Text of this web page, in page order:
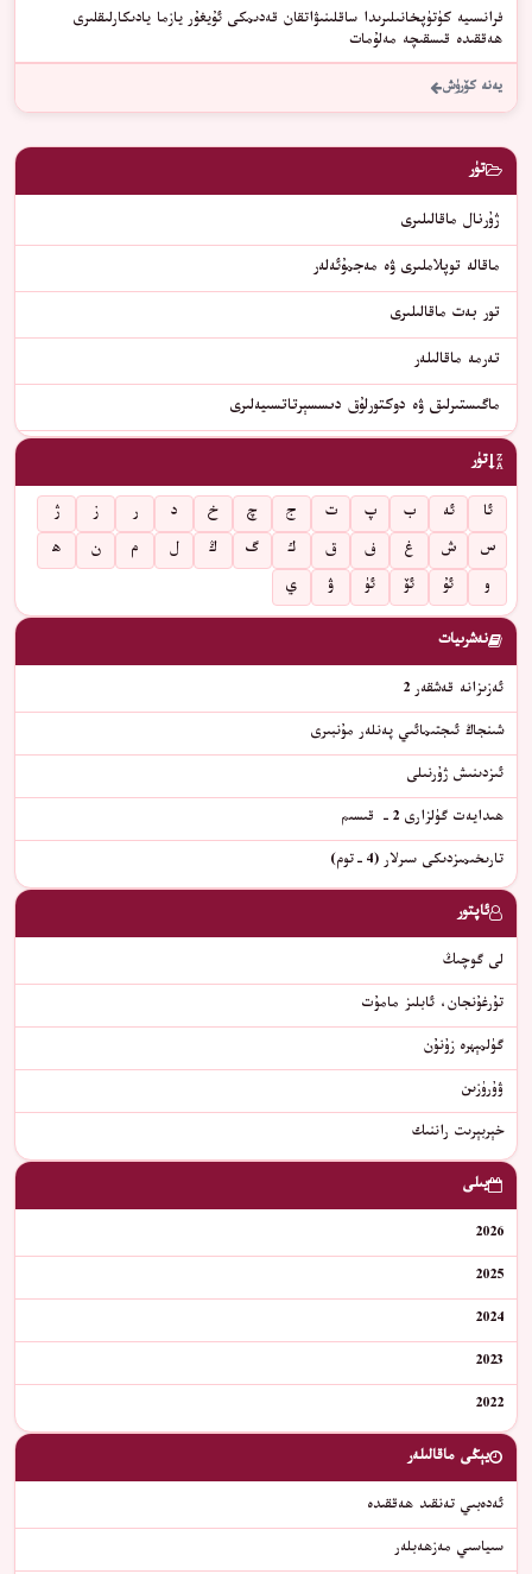
فرانسىيە كۈتۈپخانىلىرىدا ساقلىنىۋاتقان قەدىمكى ئۇيغۇر يازما يادىكارلىقلىرى
ھەققىدە قىسقىچە مەلۇمات
يەنە كۆرۈش
تۈر
ژۇرنال ماقالىلىرى
ماقالە توپلاملىرى ۋە مەجمۇئەلەر
تور بەت ماقالىلىرى
تەرمە ماقالىلەر
ماگىستىرلىق ۋە دوكتورلۇق دىسسېرتاتسىيەلىرى
تۈر
ئا ئە ب پ ت ج چ خ د ر ز
ژ
س
ش غ ف ق ك گ ڭ ل م ن
ھ
و
ئۇ ئۆ ئۈ ۋ ي
نەشرىيات
ئەزىزانە قەشقەر 2
شىنجاڭ ئىجتىمائىي پەنلەر مۇنبىرى
ئىزدىنىش ژۇرنىلى
ھىدايەت گۈلزارى 2- قىسىم
تارىخىمىزدىكى سىرلار (4-توم)
ئاپتور
لى گوچىڭ
تۇرغۇنجان، ئابلىز مامۇت
گۈلمېھرە زۇنۇن
ۋۇرۈزىن
خېربېرىت راننىك
يىلى
2026
2025
2024
2023
2022
يېڭى ماقالىلەر
ئەدەبىي تەنقىد ھەققىدە
سىياسىي مەزھەبلەر